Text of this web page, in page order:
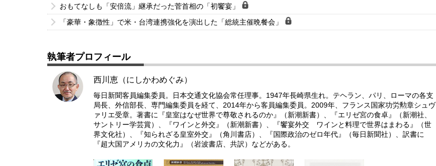
おもてなしも「安倍流」継承だった菅首相の「初饗宴」
「豪華・象徴性」で米・台湾連携強化を演出した「総統主催晩餐会」
執筆者プロフィール
西川恵（にしかわめぐみ）
毎日新聞客員編集委員。日本交通文化協会常任理事。1947年長崎県生れ。テヘラン、パリ、ローマの各支
局長、外信部長、専門編集委員を経て、2014年から客員編集委員。2009年、フランス国家功労勲章シュヴ
ァリエ受章。著書に『皇室はなぜ世界で尊敬されるのか』（新潮新書）、『エリゼ宮の食卓』（新潮社、
サントリー学芸賞）、『ワインと外交』（新潮新書）、『饗宴外交 ワインと料理で世界はまわる』（世
界文化社）、『知られざる皇室外交』（角川書店）、『国際政治のゼロ年代』（毎日新聞社）、訳書に
『超大国アメリカの文化力』（岩波書店、共訳）などがある。